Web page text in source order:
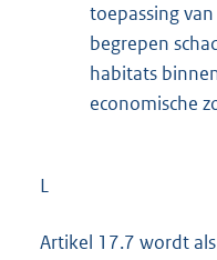
toepassing
begrepen
habitats
economische
L
Artikel 17.7 wordt